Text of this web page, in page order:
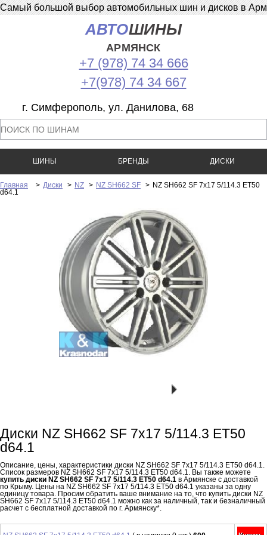
Самый большой выбор автомобильных шин и дисков в
АВТОШИНЫ
АРМЯНСК
+7 (978) 74 34 666
+7(978) 74 34 667
г. Симферополь, ул. Данилова, 68
ШИНЫ БРЕНДЫ ДИСКИ
Главная > Диски > NZ > NZ SH662 SF > NZ SH662 SF 7x17 5/114.3 ET50
d64.1
Диски NZ SH662 SF 7x17 5/114.3 ET50
d64.1
Описание, цены, характеристики диски NZ SH662 SF 7x17 5/114.3 ET50 d64.1.
Список размеров NZ SH662 SF 7x17 5/114.3 ET50 d64.1. Вы также можете
купить диски NZ SH662 SF 7x17 5/114.3 ET50 d64.1 в Армянске с доставкой
по Крыму. Цены на NZ SH662 SF 7x17 5/114.3 ET50 d64.1 указаны за одну
единицу товара. Просим обратить ваше внимание на то, что купить диски NZ
SH662 SF 7x17 5/114.3 ET50 d64.1 можно как за наличный, так и безналичный
расчет с бесплатной доставкой по г. Армянску*.